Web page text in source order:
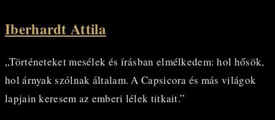
Iberhardt Attila
„Történeteket mesélek és írásban elmélkedem: hol hősök,
hol árnyak szólnak általam. A Capsicora és más világok
lapjain keresem az emberi lélek titkait.”